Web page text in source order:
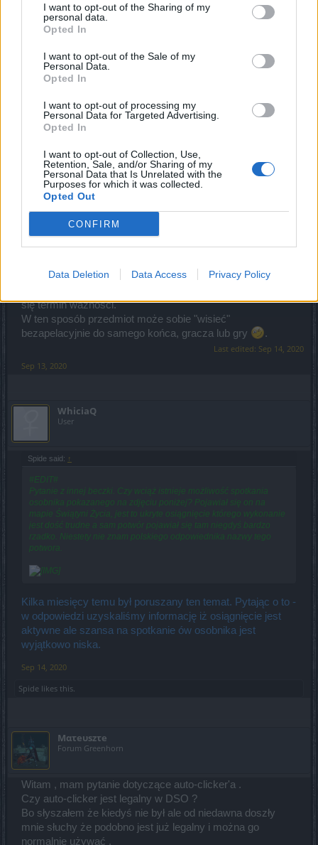
I want to opt-out of the Sharing of my
personal data.
Opted In
I want to opt-out of the Sale of my
Personal Data.
Opted In
I want to opt-out of processing my
Personal Data for Targeted Advertising.
Opted In
I want to opt-out of Collection, Use,
Retention, Sale, and/or Sharing of my
Personal Data that Is Unrelated with the
Purposes for which it was collected.
Opted Out
CONFIRM
Data Deletion Data Access Privacy Policy
napisałem że tak jest? Napisałem jasno że rodzi się pytanie czyli
sam nie mam pojęcia jak to jest a po drugie przy każdym
przedmiocie, chociażby ostatnie premium które masz dane w
podobnego napisane czerwonym kolorem, jak ten czas minie to
przedmiot będzie święcił na czerwono i nie będzie zdatny do
użycia, niestety nie mam nic takiego by pokazać na zdjęciu. Jak
nalicza się od wpisania kodu gdy nagroda sobie wisi w "skrzynce"
to nie mam pojęcia więc nie pisz że gadam bzdury bo nigdzie nie
napisałem oznajmująco że tak jest.
Click to expand...
wojtekwjk said:↑
przterminować, czyli zrobić czerwony tylko w inwentarzu. Wisieć
sobie może miesiącami i latami i nic się z nim nie stanie.
Najprościej mówiąc nie klikasz tej skrzyneczki:
się termin ważności.
W ten sposób przedmiot może sobie "wisieć"
bezapelacyjnie do samego końca, gracza lub gry
.
Last edited: Sep 14, 2020
Sep 13, 2020
WhiciaQ
User
Spide said: ↑
#EDIT#
Pytanie z innej beczki. Czy wciąż istnieje możliwość spotkania
osobnika pokazanego na zdjęciu poniżej? Pojawiał się on na
mapie Świątyni Życia, jest to ukryte osiągnięcie którego wykonanie
jest dość trudne a sam potwór pojawiał się tam niegdyś bardzo
rzadko. Niestety nie znam polskiego odpowiednika nazwy tego
potwora.
Kilka miesięcy temu był poruszany ten temat. Pytając o to -
w odpowiedzi uzyskaliśmy informację iż osiągnięcie jest
aktywne ale szansa na spotkanie ów osobnika jest
wyjątkowo niska.
Sep 14, 2020
Spide likes this.
Mατeυszτe
Forum Greenhorn
Witam , mam pytanie dotyczące auto-clicker'a .
Czy auto-clicker jest legalny w DSO ?
Bo słyszałem że kiedyś nie był ale od niedawna doszły
mnie słuchy że podobno jest już legalny i można go
normalnie używać .